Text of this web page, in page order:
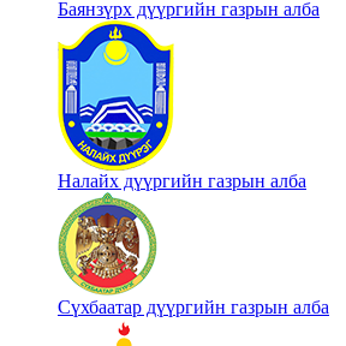
Баянзүрх дүүргийн газрын алба
Налайх дүүргийн газрын алба
Сүхбаатар дүүргийн газрын алба